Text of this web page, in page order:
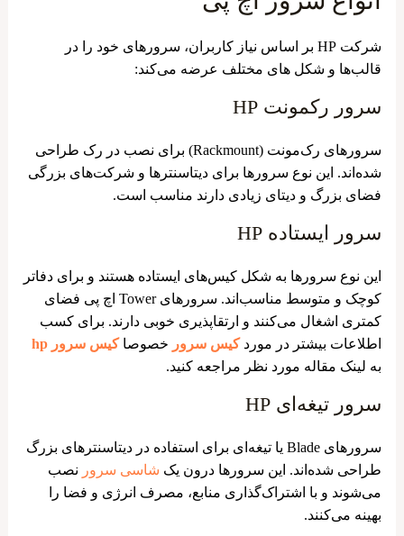
شرکت HP بر اساس نیاز کاربران، سرورهای خود را در
قالب‌ها و شکل های مختلف عرضه می‌کند:
سرور رکمونت HP
سرورهای رک‌مونت (Rackmount) برای نصب در رک طراحی
شده‌اند. این نوع سرورها برای دیتاسنترها و شرکت‌های بزرگی
فضای بزرگ و دیتای زیادی دارند مناسب است.
سرور ایستاده HP
این نوع سرورها به شکل کیس‌های ایستاده هستند و برای دفاتر
کوچک و متوسط مناسب‌اند. سرورهای Tower اچ پی فضای
کمتری اشغال می‌کنند و ارتقاپذیری خوبی دارند. برای کسب
اطلاعات بیشتر در موردکیس سرور خصوصاکیس سرور hp
به لینک مقاله مورد نظر مراجعه کنید.
سرور تیغه‌ای HP
سرورهای Blade یا تیغه‌ای برای استفاده در دیتاسنترهای بزرگ
طراحی شده‌اند. این سرورها درون یک شاسی سرور نصب
می‌شوند و با اشتراک‌گذاری منابع، مصرف انرژی و فضا را
بهینه می‌کنند.